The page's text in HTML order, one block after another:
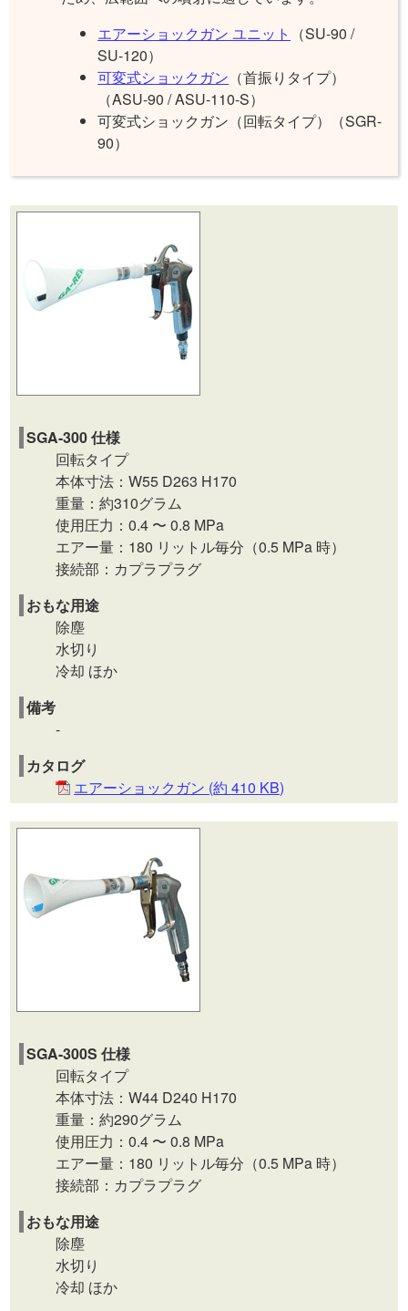
エアーショックガン ユニット
（SU-90 /
SU-120）
可変式ショックガン （首振りタイプ）
（ASU-90 / ASU-110-S）
可変式ショックガン（回転タイプ）（SGR-
90）
SGA-300 仕様
回転タイプ
本体寸法：W55 D263 H170
重量：約310グラム
使用圧力：0.4 〜 0.8 MPa
エアー量：180 リットル毎分（0.5 MPa 時）
接続部：カプラプラグ
おもな用途
除塵
水切り
冷却 ほか
備考
-
カタログ
エアーショックガン (約 410 KB)
SGA-300S 仕様
回転タイプ
本体寸法：W44 D240 H170
重量：約290グラム
使用圧力：0.4 〜 0.8 MPa
エアー量：180 リットル毎分（0.5 MPa 時）
接続部：カプラプラグ
おもな用途
除塵
水切り
冷却 ほか